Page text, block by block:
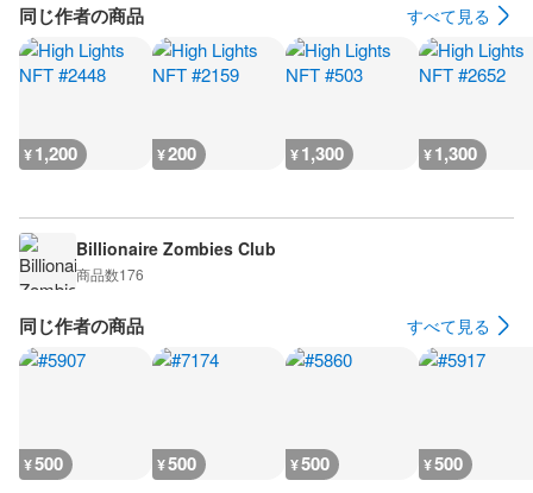
同じ作者の商品 すべて見る
¥1,200 ¥200 ¥1,300 ¥1,300
Billionaire Zombies Club
商品数176
同じ作者の商品 すべて見る
¥500 ¥500 ¥500 ¥500